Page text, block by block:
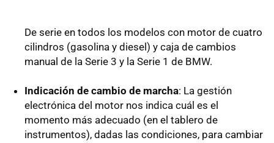
De serie en todos los modelos con motor de cuatro
cilindros (gasolina y diesel) y caja de cambios
manual de la Serie 3 y la Serie 1 de BMW.
Indicación de cambio de marcha: La gestión
electrónica del motor nos indica cuál es el
momento más adecuado (en el tablero de
instrumentos), dadas las condiciones, para cambiar